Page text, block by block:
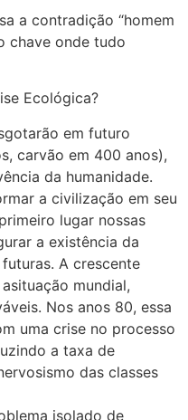
a contradição “homem
chave onde tudo
Ecológica?
em futuro
carvão em 400 anos),
da humanidade.
a civilização em seu
lugar nossas
a existência da
A crescente
mundial,
Nos anos 80, essa
uma crise no processo
a taxa de
das classes
isolado de